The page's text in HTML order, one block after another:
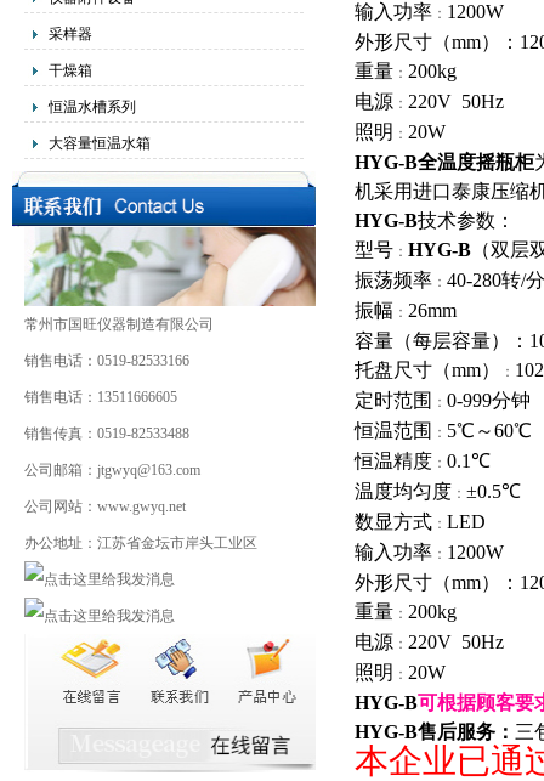
采样器
干燥箱
恒温水槽系列
大容量恒温水箱
常州市国旺仪器制造有限公司
销售电话：0519-82533166
销售电话：13511666605
销售传真：0519-82533488
公司邮箱：jtgwyq@163.com
公司网站：www.gwyq.net
办公地址：江苏省金坛市岸头工业区
输入功率 ： 1200W
外形尺寸（mm）：
重量 ： 200kg
电源 ： 220V 50Hz
照明 ： 20W
HYG-B全温度摇瓶柜
机采用进口泰康压缩
HYG-B技术参数：
型号 ： HYG-B （双层
振荡频率 ： 40-280转/分
振幅 ： 26mm
容量（每层容量）：
托盘尺寸（mm）
：
定时范围 ： 0-999分钟
恒温范围 ： 5℃～60℃
恒温精度 ： 0.1 ℃
温度均匀度 ： ±0.5℃
数显方式 ： LED
输入功率 ： 1200W
外形尺寸（mm）：
重量 ： 200kg
电源 ： 220V 50Hz
照明 ： 20W
HYG-B可根据顾客要
HYG-B售后服务： 三
本企业已通